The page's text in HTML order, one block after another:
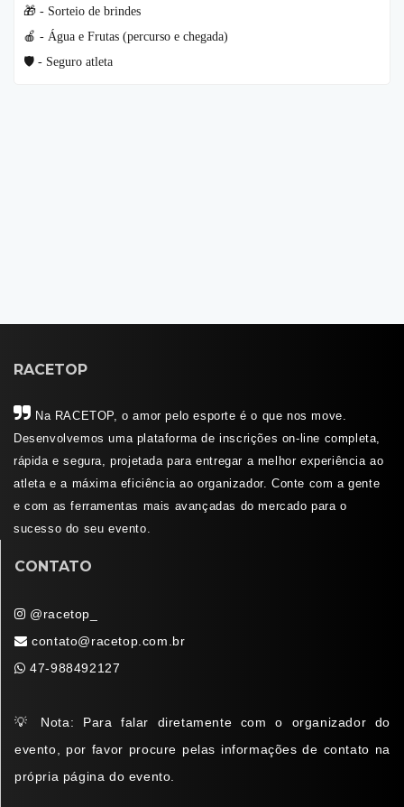
🎁 - Sorteio de brindes
🍎 - Água e Frutas (percurso e chegada)
🛡️ - Seguro atleta
RACETOP
Na RACETOP, o amor pelo esporte é o que nos move.
Desenvolvemos uma plataforma de inscrições on-line completa,
rápida e segura, projetada para entregar a melhor experiência ao
atleta e a máxima eficiência ao organizador. Conte com a gente
e com as ferramentas mais avançadas do mercado para o
sucesso do seu evento.
CONTATO
@racetop_
contato@racetop.com.br
47-988492127
💡 Nota: Para falar diretamente com o organizador do
evento, por favor procure pelas informações de contato na
própria página do evento.